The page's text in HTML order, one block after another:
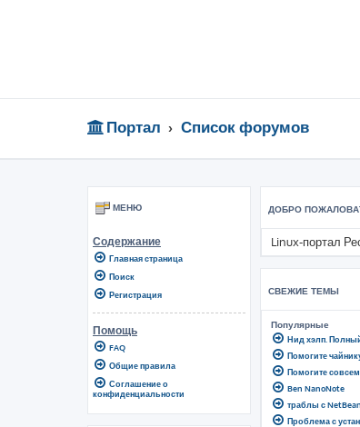
Портал Список форумов
ДОБРО
Linux-портал
СВЕЖИЕ ТЕМЫ
Популярные
Нид хэлп.
Помогите
Помогите
Ben NanoNote
траблы с
Проблема с
МЕНЮ
Содержание
Главная страница
Поиск
Регистрация
Помощь
FAQ
Общие правила
Соглашение о
конфиденциальности